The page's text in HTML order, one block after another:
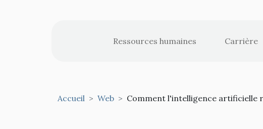
Ressources humaines Carrière
Accueil Web Comment l'intelligence artificielle